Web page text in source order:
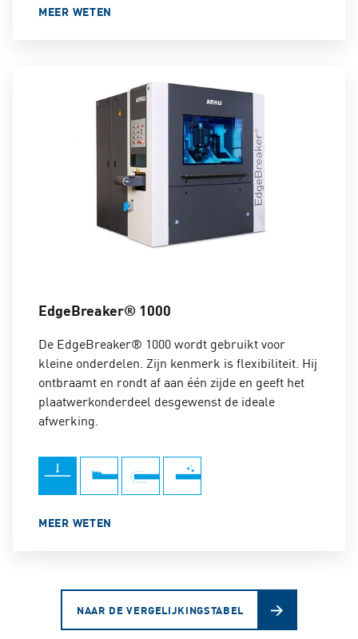
MEER WETEN
EdgeBreaker® 1000
De EdgeBreaker® 1000 wordt gebruikt voor
kleine onderdelen. Zijn kenmerk is flexibiliteit. Hij
ontbraamt en rondt af aan één zijde en geeft het
plaatwerkonderdeel desgewenst de ideale
afwerking.
MEER WETEN
NAAR DE VERGELIJKINGSTABEL